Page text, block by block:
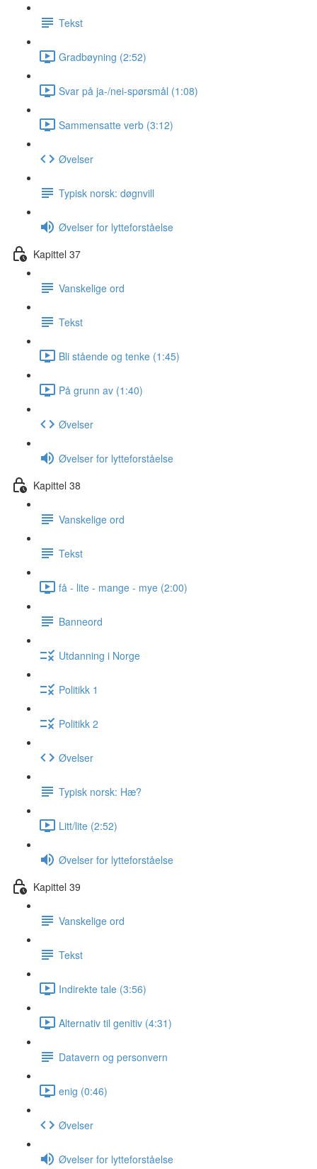
Tekst
Gradbøyning (2:52)
Svar på ja-/nei-spørsmål (1:08)
Sammensatte verb (3:12)
Øvelser
Typisk norsk: døgnvill
Øvelser for lytteforståelse
Kapittel 37
Vanskelige ord
Tekst
Bli stående og tenke (1:45)
På grunn av (1:40)
Øvelser
Øvelser for lytteforståelse
Kapittel 38
Vanskelige ord
Tekst
få - lite - mange - mye (2:00)
Banneord
Utdanning i Norge
Politikk 1
Politikk 2
Øvelser
Typisk norsk: Hæ?
Litt/lite (2:52)
Øvelser for lytteforståelse
Kapittel 39
Vanskelige ord
Tekst
Indirekte tale (3:56)
Alternativ til genitiv (4:31)
Datavern og personvern
enig (0:46)
Øvelser
Øvelser for lytteforståelse